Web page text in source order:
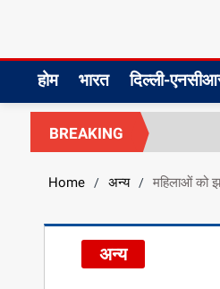
होम भारत दिल्ली-
BREAKING
Home / अन्य / महिलाओं को
अन्य